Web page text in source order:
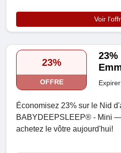
Voir
23%
OFFRE
Économisez 23% sur le Nid
BABYDEEPSLEEP® - Mini
achetez le vôtre aujourd'hui!